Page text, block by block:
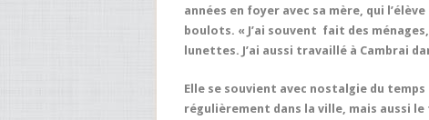
années en foyer avec sa mère, qui
boulots. « J’ai souvent fait des
lunettes. J’ai aussi travaillé à Cambrai
Elle se souvient avec nostalgie du
régulièrement dans la ville, mais aussi